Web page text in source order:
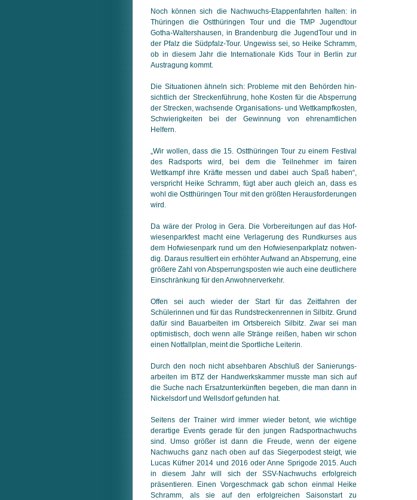
Noch können sich die Nachwuchs-Etappenfahrten halten: in
Thüringen die Ostthüringen Tour und die TMP Jugendtour
Gotha-Waltershausen, in Brandenburg die JugendTour und in
der Pfalz die Südpfalz-Tour. Ungewiss sei, so Heike Schramm,
ob in diesem Jahr die Internationale Kids Tour in Berlin zur
Austragung kommt.
Die Situationen ähneln sich: Probleme mit den Behörden hin­
sicht­lich der Streckenführung, hohe Kosten für die Ab­sper­rung
der Strecken, wachsende Organisations- und Wett­kampf­kosten,
Schwierigkeiten bei der Gewinnung von ehren­amt­lichen
Helfern.
„Wir wollen, dass die 15. Ostthüringen Tour zu einem Festival
des Radsports wird, bei dem die Teilnehmer im fairen
Wettkampf ihre Kräfte messen und dabei auch Spaß haben“,
verspricht Heike Schramm, fügt aber auch gleich an, dass es
wohl die Ostthüringen Tour mit den größten Her­aus­for­de­rungen
wird.
Da wäre der Prolog in Gera. Die Vorbereitungen auf das Hof­
wiesen­parkfest macht eine Verlagerung des Rundkurses aus
dem Hofwiesenpark rund um den Hofwiesenparkplatz not­wen­
dig. Daraus resultiert ein erhöhter Aufwand an Ab­sper­rung, eine
größere Zahl von Absperrungsposten wie auch eine deutlichere
Einschränkung für den An­woh­ner­ver­kehr.
Offen sei auch wieder der Start für das Zeitfahren der
Schülerinnen und für das Rundstreckenrennen in Silbitz. Grund
dafür sind Bauarbeiten im Ortsbereich Silbitz. Zwar sei man
optimistisch, doch wenn alle Stränge reißen, haben wir schon
einen Notfallplan, meint die Sportliche Leiterin.
Durch den noch nicht absehbaren Abschluß der Sa­nie­rungs­
arbeiten im BTZ der Handwerkskammer musste man sich auf
die Suche nach Ersatzunterkünften begeben, die man dann in
Nickelsdorf und Wellsdorf gefunden hat.
Seitens der Trainer wird immer wieder betont, wie wichtige
derartige Events gerade für den jungen Radsportnachwuchs
sind. Umso größer ist dann die Freude, wenn der eigene
Nachwuchs ganz nach oben auf das Siegerpodest steigt, wie
Lucas Küfner 2014 und 2016 oder Anne Sprigode 2015. Auch
in diesem Jahr will sich der SSV-Nachwuchs erfolgreich
präsentieren. Einen Vorgeschmack gab schon einmal Heike
Schramm, als sie auf den erfolgreichen Saisonstart zu